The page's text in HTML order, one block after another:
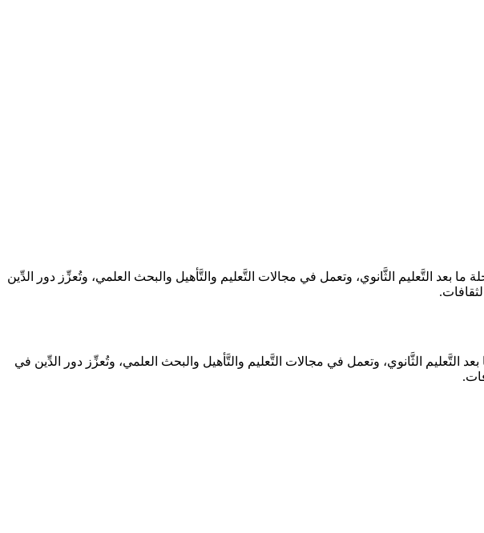
ما بعد التَّعليم الثَّانوي، وتعمل في مجالات التَّعليم والتَّأهيل والبحث العلمي، وتُعزِّز دور الدِّين
التَّعليم الثَّانوي، وتعمل في مجالات التَّعليم والتَّأهيل والبحث العلمي، وتُعزِّز دور الدِّين في